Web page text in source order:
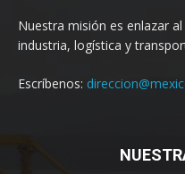
Nuestra misión es enlazar
industria, logística y
Escríbenos: